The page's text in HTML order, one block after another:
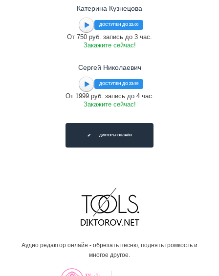
Катерина Кузнецова
ДОСТУПЕН ДО 22:00
От 750 руб. запись до 3 час.
Закажите сейчас!
Сергей Николаевич
ДОСТУПЕН ДО 23:59
От 1999 руб. запись до 4 час.
Закажите сейчас!
ДИКТОРЫ ОНЛАЙН
Аудио редактор онлайн - обрезать песню, поднять громкость и
многое другое.